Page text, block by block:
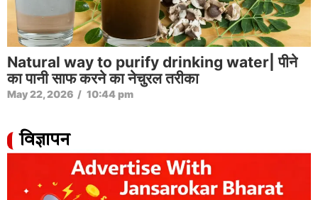
Natural way to purify drinking water| पीने
का पानी साफ करने का नेचुरल तरीका
May 22, 2026 / 10:44 pm
विज्ञापन